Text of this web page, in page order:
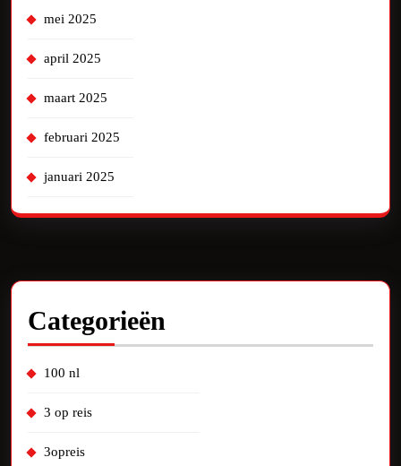
mei 2025
april 2025
maart 2025
februari 2025
januari 2025
Categorieën
100 nl
3 op reis
3opreis